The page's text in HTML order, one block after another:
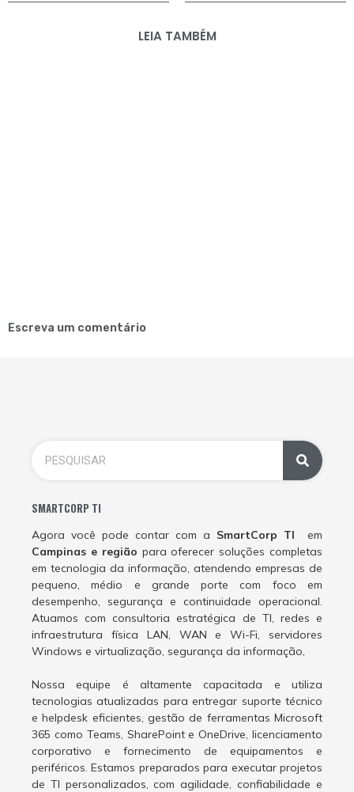
LEIA TAMBÉM
Escreva um comentário
SMARTCORP TI
Agora você pode contar com a SmartCorp TI em
Campinas e região para oferecer soluções completas
em tecnologia da informação, atendendo empresas de
pequeno, médio e grande porte com foco em
desempenho, segurança e continuidade operacional.
Atuamos com consultoria estratégica de TI, redes e
infraestrutura física LAN, WAN e Wi-Fi, servidores
Windows e virtualização, segurança da informação,
Nossa equipe é altamente capacitada e utiliza
tecnologias atualizadas para entregar suporte técnico
e helpdesk eficientes, gestão de ferramentas Microsoft
365 como Teams, SharePoint e OneDrive, licenciamento
corporativo e fornecimento de equipamentos e
periféricos. Estamos preparados para executar projetos
de TI personalizados, com agilidade, confiabilidade e